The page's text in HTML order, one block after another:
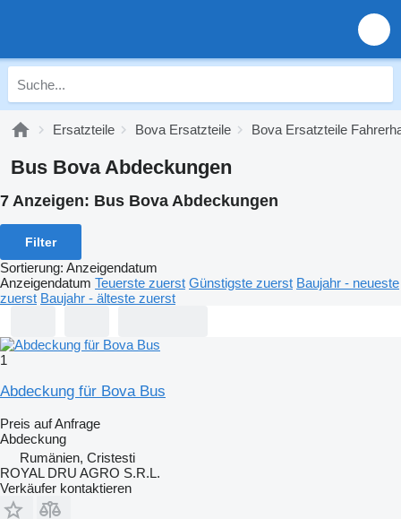
Ersatzteile Bova Ersatzteile Bova Ersatzteile
Bus Bova Abdeckungen
7 Anzeigen: Bus Bova Abdeckungen
Filter
Sortierung: Anzeigendatum
Anzeigendatum Teuerste zuerst Günstigste zuerst Baujahr - neueste
zuerst Baujahr - älteste zuerst
1
Abdeckung für Bova Bus
Preis auf Anfrage
Abdeckung
Rumänien, Cristesti
ROYAL DRU AGRO S.R.L.
Verkäufer kontaktieren